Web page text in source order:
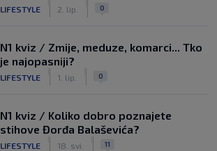
LIFESTYLE 2. lip. 0
N1 kviz / Zmije, meduze, komarci... Tko
je najopasniji?
LIFESTYLE 1. lip. 0
N1 kviz / Koliko dobro poznajete
stihove Đorđa Balaševića?
LIFESTYLE 18. svi. 11